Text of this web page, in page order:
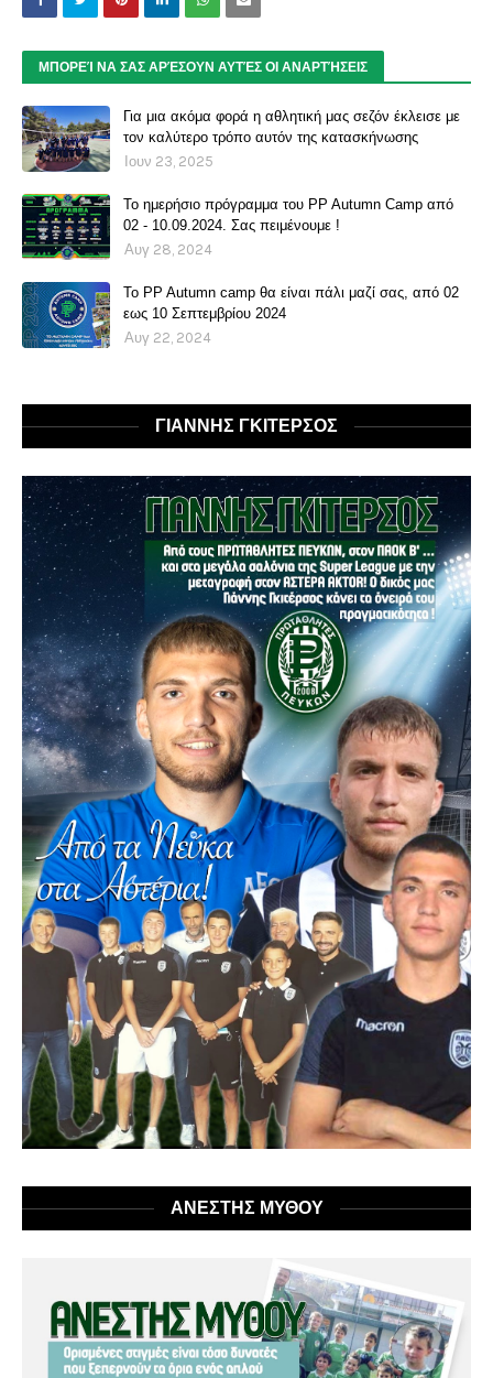
ΜΠΟΡΕΊ ΝΑ ΣΑΣ ΑΡΈΣΟΥΝ ΑΥΤΈΣ ΟΙ ΑΝΑΡΤΉΣΕΙΣ
Για μια ακόμα φορά η αθλητική μας σεζόν έκλεισε με
τον καλύτερο τρόπο αυτόν της κατασκήνωσης
Ιουν 23, 2025
Το ημερήσιο πρόγραμμα του PP Autumn Camp από
02 - 10.09.2024. Σας πειμένουμε !
Αυγ 28, 2024
Το PP Autumn camp θα είναι πάλι μαζί σας, από 02
εως 10 Σεπτεμβρίου 2024
Αυγ 22, 2024
ΓΙΑΝΝΗΣ ΓΚΙΤΕΡΣΟΣ
ΑΝΕΣΤΗΣ ΜΥΘΟΥ